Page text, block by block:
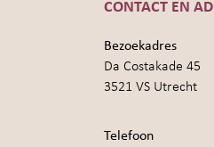
CONTACT EN
Bezoekadres
Da Costakade 45
3521 VS Utrecht
Telefoon